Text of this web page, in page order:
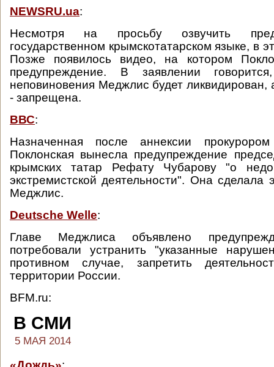
NEWSRU.ua:
Несмотря на просьбу озвучить
государственном крымскотатарском языке, в
Позже появилось видео, на котором
предупреждение. В заявлении
неповиновения Меджлис будет ликвидирован,
- запрещена.
ВВС:
Назначенная после аннексии
Поклонская вынесла предупреждение
крымских татар Рефату Чубарову "о
экстремистской деятельности". Она сделала
Меджлис.
Deutsche Welle:
Главе Меджлиса объявлено
потребовали устранить "указанные
противном случае, запретить
территории России.
BFM.ru:
В СМИ
5 МАЯ 2014